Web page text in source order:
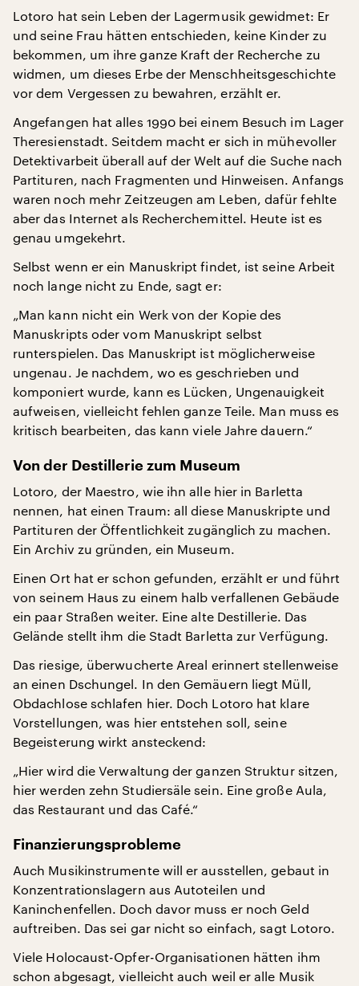
Lotoro hat sein Leben der Lagermusik gewidmet: Er
und seine Frau hätten entschieden, keine Kinder zu
bekommen, um ihre ganze Kraft der Recherche zu
widmen, um dieses Erbe der Menschheitsgeschichte
vor dem Vergessen zu bewahren, erzählt er.
Angefangen hat alles 1990 bei einem Besuch im Lager
Theresienstadt. Seitdem macht er sich in mühevoller
Detektivarbeit überall auf der Welt auf die Suche nach
Partituren, nach Fragmenten und Hinweisen. Anfangs
waren noch mehr Zeitzeugen am Leben, dafür fehlte
aber das Internet als Recherchemittel. Heute ist es
genau umgekehrt.
Selbst wenn er ein Manuskript findet, ist seine Arbeit
noch lange nicht zu Ende, sagt er:
„Man kann nicht ein Werk von der Kopie des
Manuskripts oder vom Manuskript selbst
runterspielen. Das Manuskript ist möglicherweise
ungenau. Je nachdem, wo es geschrieben und
komponiert wurde, kann es Lücken, Ungenauigkeit
aufweisen, vielleicht fehlen ganze Teile. Man muss es
kritisch bearbeiten, das kann viele Jahre dauern.“
Von der Destillerie zum Museum
Lotoro, der Maestro, wie ihn alle hier in Barletta
nennen, hat einen Traum: all diese Manuskripte und
Partituren der Öffentlichkeit zugänglich zu machen.
Ein Archiv zu gründen, ein Museum.
Einen Ort hat er schon gefunden, erzählt er und führt
von seinem Haus zu einem halb verfallenen Gebäude
ein paar Straßen weiter. Eine alte Destillerie. Das
Gelände stellt ihm die Stadt Barletta zur Verfügung.
Das riesige, überwucherte Areal erinnert stellenweise
an einen Dschungel. In den Gemäuern liegt Müll,
Obdachlose schlafen hier. Doch Lotoro hat klare
Vorstellungen, was hier entstehen soll, seine
Begeisterung wirkt ansteckend:
„Hier wird die Verwaltung der ganzen Struktur sitzen,
hier werden zehn Studiersäle sein. Eine große Aula,
das Restaurant und das Café.“
Finanzierungsprobleme
Auch Musikinstrumente will er ausstellen, gebaut in
Konzentrationslagern aus Autoteilen und
Kaninchenfellen. Doch davor muss er noch Geld
auftreiben. Das sei gar nicht so einfach, sagt Lotoro.
Viele Holocaust-Opfer-Organisationen hätten ihm
schon abgesagt, vielleicht auch weil er alle Musik